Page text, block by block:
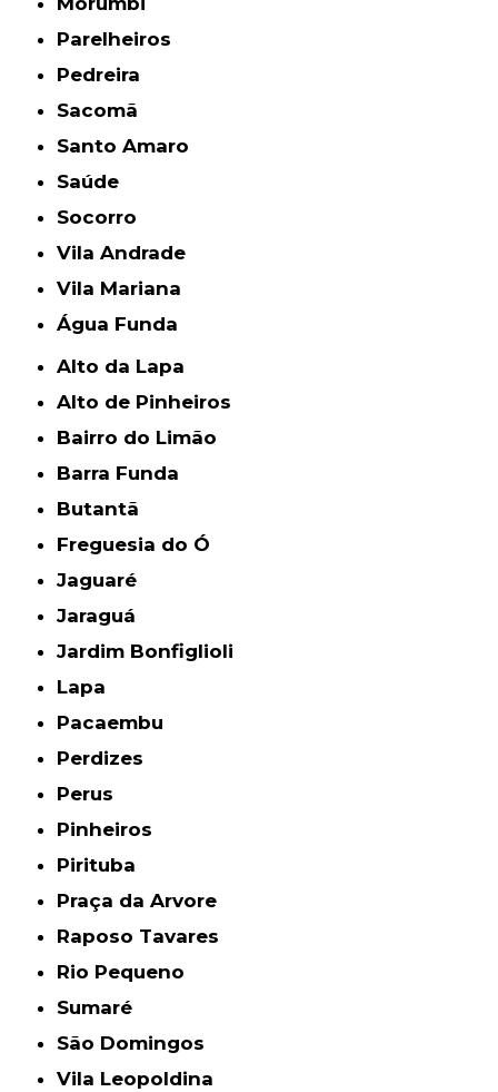
Parelheiros
Pedreira
Sacomã
Santo Amaro
Saúde
Socorro
Vila Andrade
Vila Mariana
Água Funda
Alto da Lapa
Alto de Pinheiros
Bairro do Limão
Barra Funda
Butantã
Freguesia do Ó
Jaguaré
Jaraguá
Jardim Bonfiglioli
Lapa
Pacaembu
Perdizes
Perus
Pinheiros
Pirituba
Praça da Arvore
Raposo Tavares
Rio Pequeno
Sumaré
São Domingos
Vila Leopoldina